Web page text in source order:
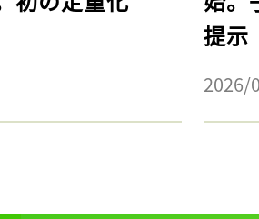
提示
2026/